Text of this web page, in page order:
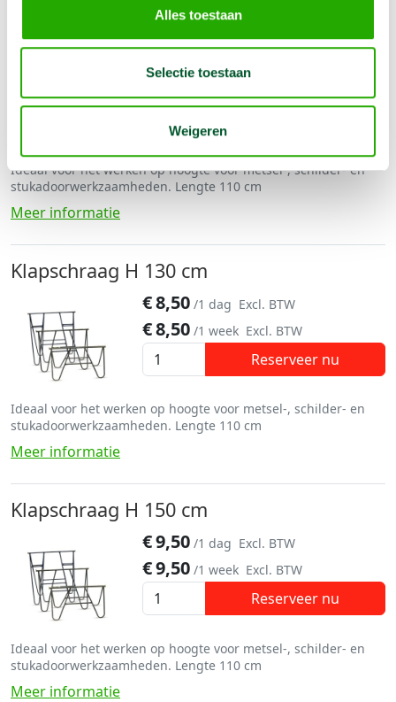
Alles toestaan
Selectie toestaan
Weigeren
€ 8,00 /1 dag
Ideaal voor het werken op hoogte voor metsel-, schilder- en
stukadoorwerkzaamheden. Lengte 110 cm
Meer informatie
Klapschraag H 130 cm
€8,50 /1 dag Excl. BTW
€8,50 /1 week Excl. BTW
Reserveer nu
Ideaal voor het werken op hoogte voor metsel-, schilder- en
stukadoorwerkzaamheden. Lengte 110 cm
Meer informatie
Klapschraag H 150 cm
€9,50 /1 dag Excl. BTW
€9,50 /1 week Excl. BTW
Reserveer nu
Ideaal voor het werken op hoogte voor metsel-, schilder- en
stukadoorwerkzaamheden. Lengte 110 cm
Meer informatie